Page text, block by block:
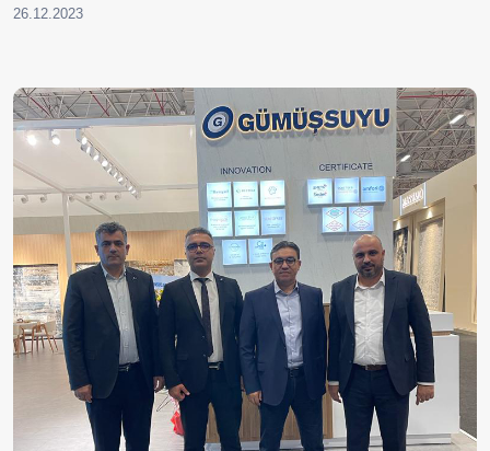
26.12.2023